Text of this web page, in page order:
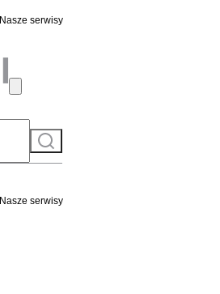
Nasze serwisy
Szukaj
Nasze serwisy